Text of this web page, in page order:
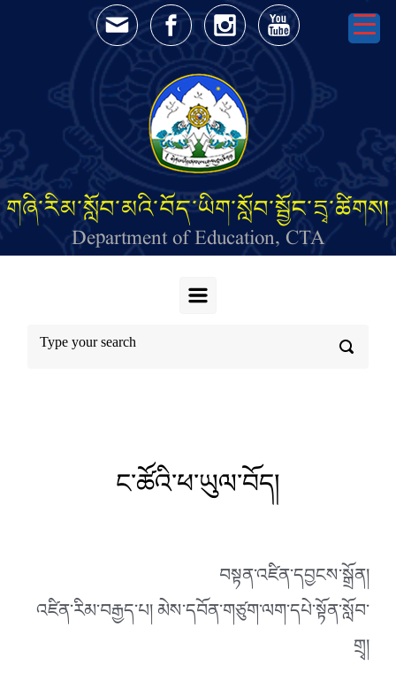
Skip to main content
གཞི་རིམ་སློབ་མའི་བོད་ཡིག་སློབ་སྦྱོང་དྲྭ་ཚིགས།
Department of Education, CTA
ང་ཚོའི་ཕ་ཡུལ་བོད།
བསྟན་འཛིན་དབྱངས་སྒྲོན།
འཛིན་རིམ་བརྒྱད་པ། མེས་དབོན་གཙུག་ལག་དཔེ་སྟོན་སློབ་
གྲྭ།